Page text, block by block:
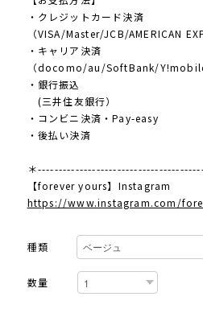
・クレジットカード決済
（VISA/Master/JCB/AMERICAN
・キャリア決済
（docomo/au/SoftBank/
・銀行振込
(三井住友銀行）
・コンビニ決済・Pay-easy
・後払い決済
＊
【forever yours】Instagram
https://www.instagram.com/
種類
数量